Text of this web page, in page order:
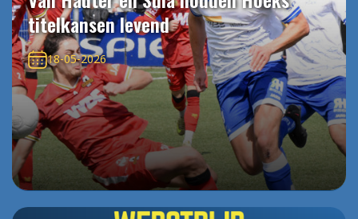
titelkansen levend
18-05-2026